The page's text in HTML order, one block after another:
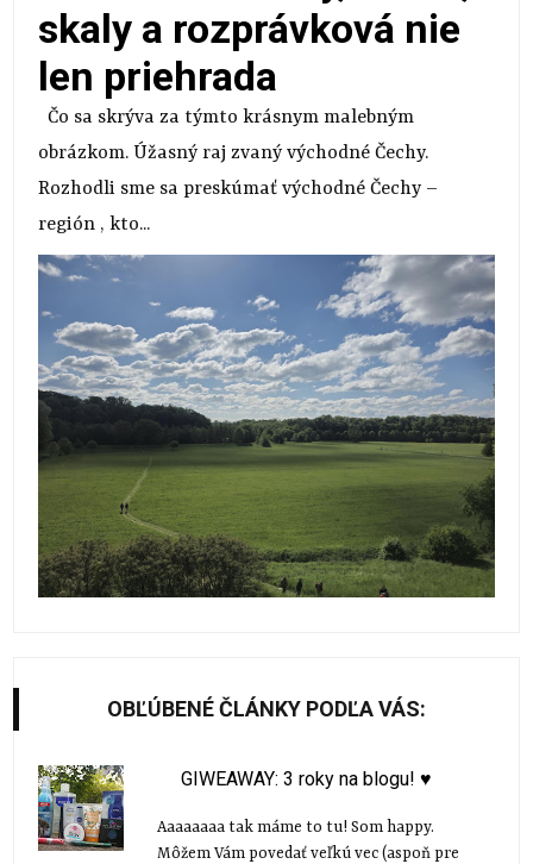
skaly a rozprávková nie
len priehrada
Čo sa skrýva za týmto krásnym malebným
obrázkom. Úžasný raj zvaný východné Čechy.
Rozhodli sme sa preskúmať východné Čechy –
región , kto...
OBĽÚBENÉ ČLÁNKY PODĽA VÁS:
GIWEAWAY: 3 roky na blogu! ♥
Aaaaaaaa tak máme to tu! Som happy.
Môžem Vám povedať veľkú vec (aspoň pre